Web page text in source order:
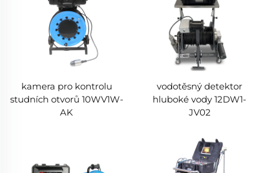
kamera pro kontrolu
studních otvorů 10WV1W-
AK
vodotěsný detektor
hluboké vody 12DW1-
JV02